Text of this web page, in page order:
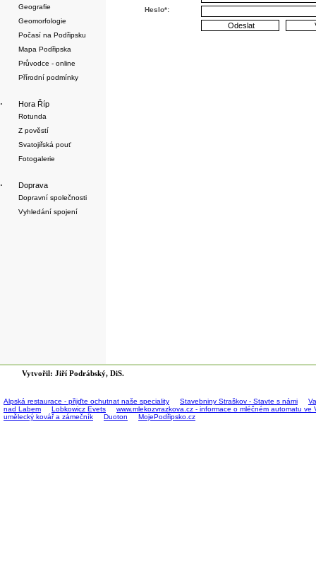
Geografie
Geomorfologie
Počasí na Podřipsku
Mapa Podřipska
Průvodce - online
Přírodní podmínky
· Hora Říp
Rotunda
Z pověstí
Svatojiřská pouť
Fotogalerie
· Doprava
Dopravní společnosti
Vyhledání spojení
Heslo*:
Vytvořil: Jiří Podrábský, DiS.
Alpská restaurace - přijďte ochutnat naše speciality Stavebniny Straškov - Stavte s námi
nad Labem
Lobkowicz Evets
www.mlekozvrazkova.cz - informace o mléčném automatu
umělecký kovář a zámečník
Duoton MojePodřipsko.cz